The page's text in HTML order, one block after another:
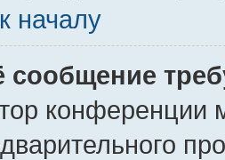
началу
сообщение
конференции